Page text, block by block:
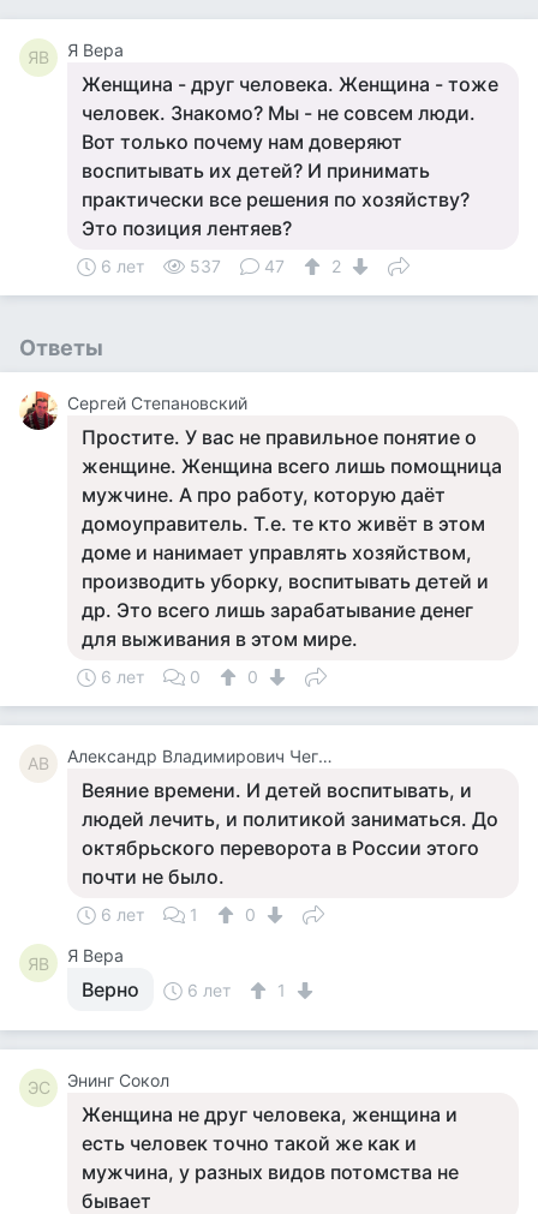
ЯВ Я Вера
Женщина - друг человека. Женщина - тоже
человек. Знакомо? Мы - не совсем люди.
Вот только почему нам доверяют
воспитывать их детей? И принимать
практически все решения по хозяйству?
Это позиция лентяев?
6 лет 537 47 2
Ответы
Сергей Степановский
Простите. У вас не правильное понятие о
женщине. Женщина всего лишь помощница
мужчине. А про работу, которую даёт
домоуправитель. Т.е. те кто живёт в этом
доме и нанимает управлять хозяйством,
производить уборку, воспитывать детей и
др. Это всего лишь зарабатывание денег
для выживания в этом мире.
6 лет 0 0
АВ Александр Владимирович Чегодаев
Веяние времени. И детей воспитывать, и
людей лечить, и политикой заниматься. До
октябрьского переворота в России этого
почти не было.
6 лет 1 0
ЯВ Я Вера
Верно 6 лет 1
ЭС Энинг Сокол
Женщина не друг человека, женщина и
есть человек точно такой же как и
мужчина, у разных видов потомства не
бывает